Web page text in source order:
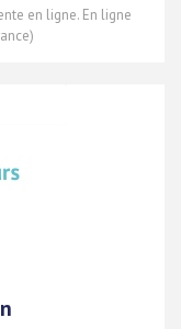
en ligne. En ligne